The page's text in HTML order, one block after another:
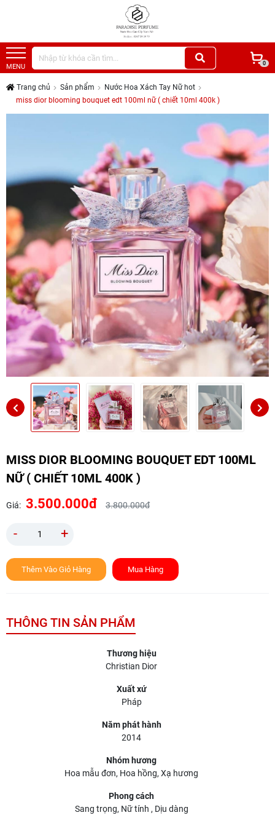
MENU 0
Trang chủ Sản phẩm
Nước Hoa Xách Tay Nữ hot
miss dior blooming bouquet edt 100ml nữ ( chiết 10ml 400k )
MISS DIOR BLOOMING BOUQUET EDT 100ML
NỮ ( CHIẾT 10ML 400K )
Giá: 3.500.000đ 3.800.000đ
- +
Thêm Vào Giỏ Hàng Mua Hàng
THÔNG TIN SẢN PHẨM
Thương hiệu
Christian Dior
Xuất xứ
Pháp
Năm phát hành
2014
Nhóm hương
Hoa mẫu đơn, Hoa hồng, Xạ hương
Phong cách
Sang trọng, Nữ tính , Dịu dàng